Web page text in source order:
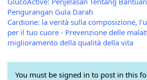
Pengurangan Gula Darah
Cardione: la verità sulla composizione,
per il tuo cuore - Prevenzione delle
miglioramento della qualità della vita
You must be signed in to post in this